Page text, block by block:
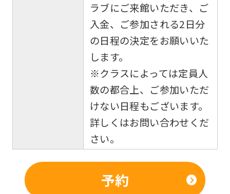
ラブにご来館いただき、ご
入金、ご参加される2日分
の日程の決定をお願いいた
します。
※クラスによっては定員人
数の都合上、ご参加いただ
けない日程もございます。
詳しくはお問い合わせくだ
さい。
予約